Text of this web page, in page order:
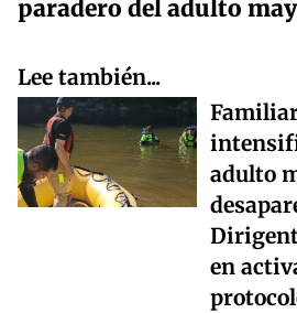
paradero del adulto
Lee también...
adulto
en